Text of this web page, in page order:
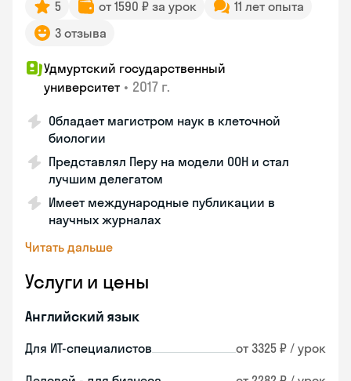
5 от 1590 ₽ за урок
11 лет опыта
3 отзыва
Удмуртский государственный
университет • 2017 г.
Обладает магистром наук в клеточной
биологии
Представлял Перу на модели ООН и стал
лучшим делегатом
Имеет международные публикации в
научных журналах
Читать дальше
Услуги и цены
Английский язык
Для ИТ-специалистов от 3325 ₽ / урок